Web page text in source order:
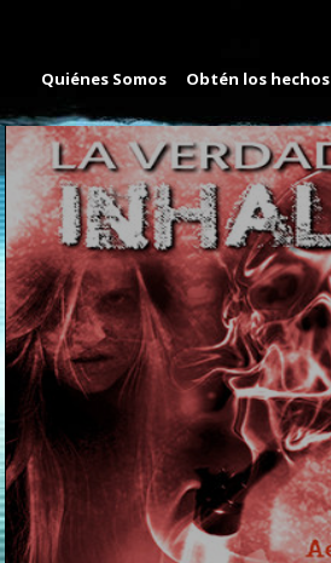
Quiénes Somos Obtén los hechos